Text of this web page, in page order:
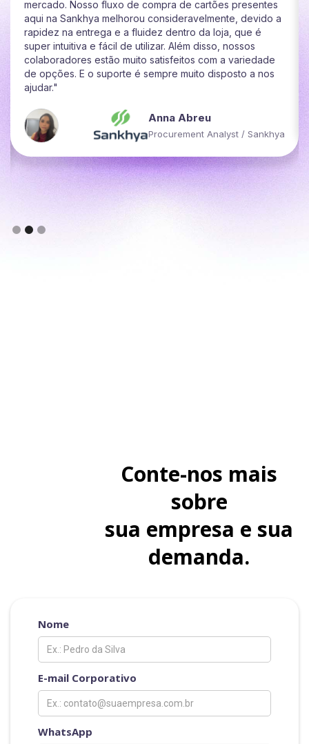
presentes
devido a
que é
variedade
a nos
/ Sankhya
que, recentemente, implementamos uma nova
premiar os nossos destaques.
Após algumas pesquisas, encontrei a Smash e
todos os itens em que eles podem escolher,
optaram pela Smash e tem sido uma
boa!"
Conte-nos mais
sobre
sua empresa e sua
demanda.
Nome
E-mail Corporativo
WhatsApp